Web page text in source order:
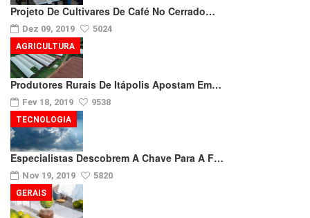
Projeto De Cultivares De Café No Cerrado…
Dez 09, 2019 5024
Produtores Rurais De Itápolis Apostam Em…
Fev 18, 2019 9538
AGRICULTURA
Especialistas Descobrem A Chave Para A F…
Nov 19, 2019 5820
TECNOLOGIA
GERAIS